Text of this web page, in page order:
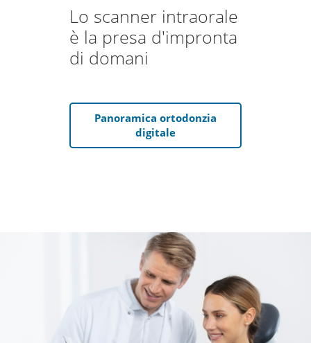
Lo scanner intraorale
è la presa d'impronta
di domani
Panoramica ortodonzia
digitale